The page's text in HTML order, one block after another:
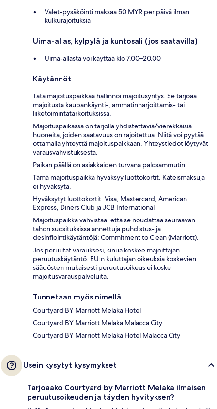
Valet-pysäköinti maksaa 50 MYR per päivä ilman
kulkurajoituksia
Uima-allas, kylpylä ja kuntosali (jos saatavilla)
Uima-allasta voi käyttää klo 7.00–20.00
Käytännöt
Tätä majoituspaikkaa hallinnoi majoitusyritys. Se tarjoaa
majoitusta kaupankäynti-, ammatinharjoittamis- tai
liiketoimintatarkoituksissa.
Majoituspaikassa on tarjolla yhdistettäviä/vierekkäisiä
huoneita, joiden saatavuus on rajoitettua. Niitä voi pyytää
ottamalla yhteyttä majoituspaikkaan. Yhteystiedot löytyvät
varausvahvistuksesta.
Paikan päällä on asiakkaiden turvana palosammutin.
Tämä majoituspaikka hyväksyy luottokortit. Käteismaksuja
ei hyväksytä.
Hyväksytyt luottokortit: Visa, Mastercard, American
Express, Diners Club ja JCB International
Majoituspaikka vahvistaa, että se noudattaa seuraavan
tahon suosituksissa annettuja puhdistus- ja
desinfiointikäytäntöjä: Commitment to Clean (Marriott).
Jos peruutat varauksesi, sinua koskee majoittajan
peruutuskäytäntö. EU:n kuluttajan oikeuksia koskevien
säädösten mukaisesti peruutusoikeus ei koske
majoitusvarauspalveluita.
Tunnetaan myös nimellä
Courtyard BY Marriott Melaka Hotel
Courtyard BY Marriott Melaka Malacca City
Courtyard BY Marriott Melaka Hotel Malacca City
Usein kysytyt kysymykset
Tarjoaako Courtyard by Marriott Melaka ilmaisen
peruutusoikeuden ja täyden hyvityksen?